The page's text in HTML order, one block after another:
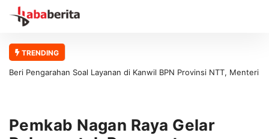
TRENDING
Beri Pengarahan Soal Layanan di Kanwil BPN Provinsi NTT, Menteri
Pemkab Nagan Raya Gelar